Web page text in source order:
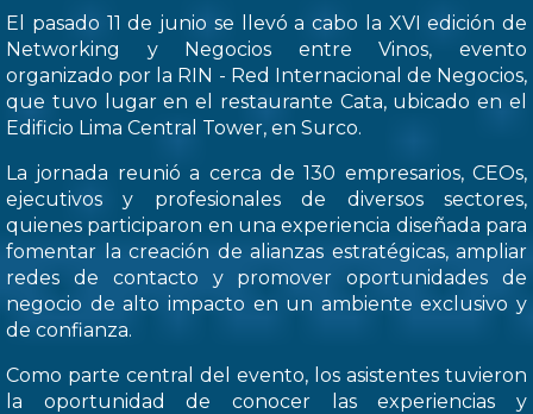
El pasado 11 de junio se llevó a cabo la XVI edición de
Networking y Negocios entre Vinos, evento
organizado por la RIN - Red Internacional de Negocios,
que tuvo lugar en el restaurante Cata, ubicado en el
Edificio Lima Central Tower, en Surco.
La jornada reunió a cerca de 130 empresarios, CEOs,
ejecutivos y profesionales de diversos sectores,
quienes participaron en una experiencia diseñada para
fomentar la creación de alianzas estratégicas, ampliar
redes de contacto y promover oportunidades de
negocio de alto impacto en un ambiente exclusivo y
de confianza.
Como parte central del evento, los asistentes tuvieron
la oportunidad de conocer las experiencias y